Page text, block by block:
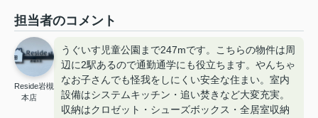
担当者のコメント
Reside岩槻
本店
うぐいす児童公園まで247mです。こちらの物件は周
辺に2駅あるので通勤通学にも役立ちます。やんちゃ
なお子さんでも怪我をしにくい安全な住まい。室内
設備はシステムキッチン・追い焚きなど大変充実。
収納はクロゼット・シューズボックス・全居室収納